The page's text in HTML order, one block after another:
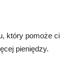
który pomoże ci
pieniędzy.